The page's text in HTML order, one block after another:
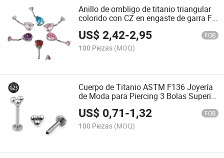
Anillo de ombligo de titanio triangular
colorido con CZ en engaste de garra F-
136 anillos para labios joyería de
piercing corporal al por mayor 14G
US$2,42-2,95 FOB
100 Piezas (MOQ)
Cuerpo de Titanio ASTM F136 Joyería
de Moda para Piercing 3 Bolas Superior
16g Anillos Labret Internamente
Rosqueados Studs Pendientes Diseño
Simple
US$ 0,71-1,32 FOB
100 Piezas (MOQ)